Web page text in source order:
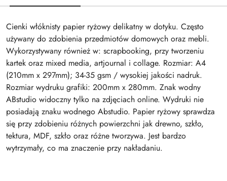
Cienki włóknisty papier ryżowy delikatny w dotyku. Często
używany do zdobienia przedmiotów domowych oraz mebli.
Wykorzystywany również w: scrapbooking, przy tworzeniu
kartek oraz mixed media, artjournal i collage. Rozmiar: A4
(210mm x 297mm); 34-35 gsm / wysokiej jakości nadruk.
Rozmiar wydruku grafiki: 200mm x 280mm. Znak wodny
ABstudio widoczny tylko na zdjęciach online. Wydruki nie
posiadają znaku wodnego Abstudio. Papier ryżowy sprawdza
się przy zdobieniu różnych powierzchni jak drewno, szkło,
tektura, MDF, szkło oraz różne tworzywa. Jest bardzo
wytrzymały, co ma znaczenie przy nakładaniu.